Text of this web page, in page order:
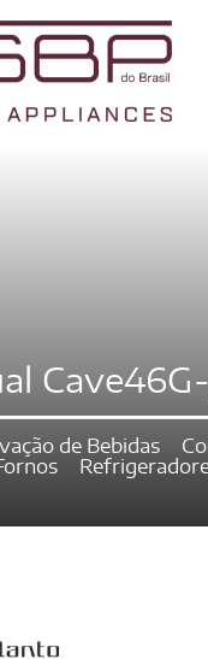
de Bebidas